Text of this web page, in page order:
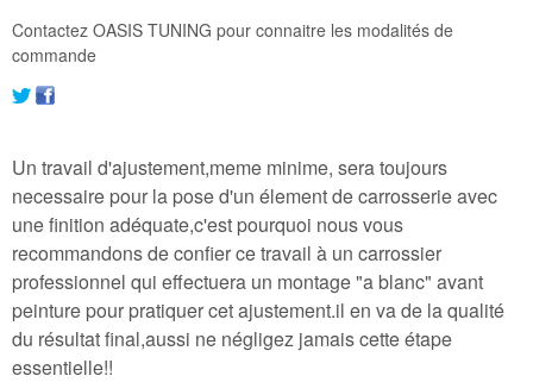
Contactez OASIS TUNING pour connaitre les modalités de
commande
Un travail d'ajustement,meme minime, sera toujours
necessaire pour la pose d'un élement de carrosserie avec
une finition adéquate,c'est pourquoi nous vous
recommandons de confier ce travail à un carrossier
professionnel qui effectuera un montage "a blanc" avant
peinture pour pratiquer cet ajustement.il en va de la qualité
du résultat final,aussi ne négligez jamais cette étape
essentielle!!